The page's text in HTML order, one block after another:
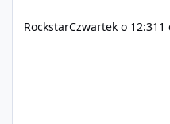
RockstarCzwartek o 12:31 1